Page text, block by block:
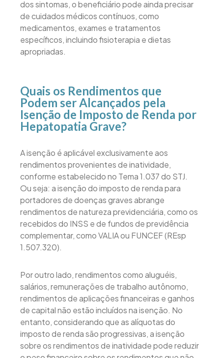
dos sintomas, o beneficiário pode ainda precisar
de cuidados médicos contínuos, como
medicamentos, exames e tratamentos
específicos, incluindo fisioterapia e dietas
apropriadas.
Quais os Rendimentos que
Podem ser Alcançados pela
Isenção de Imposto de Renda por
Hepatopatia Grave?
A isenção é aplicável exclusivamente aos
rendimentos provenientes de inatividade,
conforme estabelecido no Tema 1.037 do STJ.
Ou seja: a isenção do imposto de renda para
portadores de doenças graves abrange
rendimentos de natureza previdenciária, como os
recebidos do INSS e de fundos de previdência
complementar, como VALIA ou FUNCEF (REsp
1.507.320).
Por outro lado, rendimentos como aluguéis,
salários, remunerações de trabalho autônomo,
rendimentos de aplicações financeiras e ganhos
de capital não estão incluídos na isenção. No
entanto, considerando que as alíquotas do
imposto de renda são progressivas, a isenção
sobre os rendimentos de inatividade pode reduzir